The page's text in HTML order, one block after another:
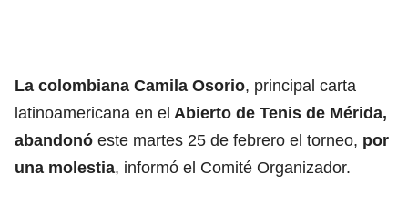
La colombiana Camila Osorio, principal carta
latinoamericana en el Abierto de Tenis de Mérida,
abandonó este martes 25 de febrero el torneo, por
una molestia, informó el Comité Organizador.